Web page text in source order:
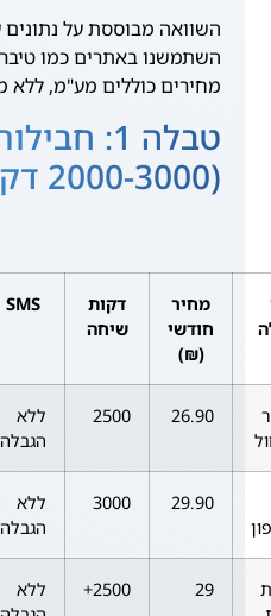
השתמשנו באתרים כמו טיבר,
מחירים כוללים מע"מ, ללא
טבלה 1:
(2000-3000 דקות)
מחיר
חודשי
(₪)
דקות
שיחה
SMS
26.90
2500
ללא
הגבלה
29.90
3000
ללא
הגבלה
29
2500+
ללא